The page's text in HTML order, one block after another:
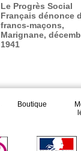
Le Progrès Social
Français dénonce
francs-maçons,
Marignane,
1941
Boutique